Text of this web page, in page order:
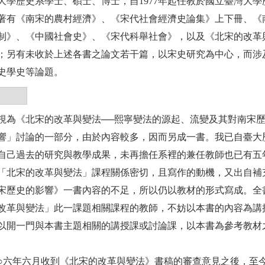
有《南宋的農村經濟》、《宋代社會經濟史論集》上下冊、
》、《中國社會史》、《宋代科舉社會》，以及《北宋的改
另有未收於上述各書之論文若干篇，以宋史研究為中心，而
學史等論題。
為《北宋的改革與變法──熙寧變法的源起、流變及其對南宋
」討論的一部分，由於內容較多，因而另成一書。我已自臺
己過去的研究與教學成果，未再擔任系裡的兼任教師也已有
北宋的改革與變法」課程關係密切，且寫作的動機，又出自
歷史的影響》一書內容的不足，所以仍以教材的形式寫成。
革與變法」此一課題相關課程的教師，不妨以本書的內容為
開一門與本書主題相關的講授課或討論課，以本書為參考教材
年六月收到《北宋的改革與變法》書稿的審查意見之後，至